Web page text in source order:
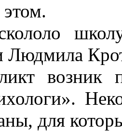
Людмила
возник
для